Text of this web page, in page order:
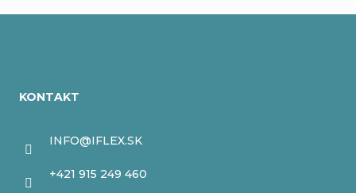
KONTAKT
INFO@IFLEX.SK
+421 915 249 460